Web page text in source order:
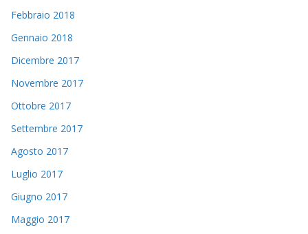
Febbraio 2018
Gennaio 2018
Dicembre 2017
Novembre 2017
Ottobre 2017
Settembre 2017
Agosto 2017
Luglio 2017
Giugno 2017
Maggio 2017